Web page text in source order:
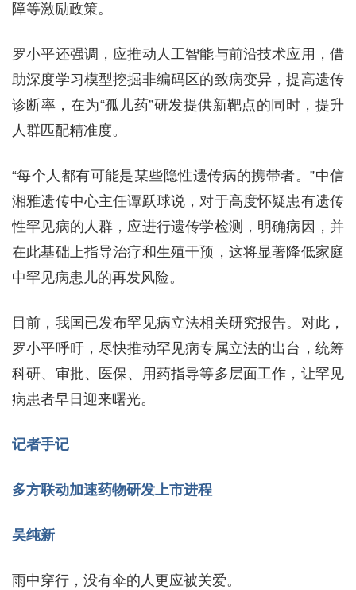
障等激励政策。
罗小平还强调，应推动人工智能与前沿技术应用，借
助深度学习模型挖掘非编码区的致病变异，提高遗传
诊断率，在为“孤儿药”研发提供新靶点的同时，提升
人群匹配精准度。
“每个人都有可能是某些隐性遗传病的携带者。”中信
湘雅遗传中心主任谭跃球说，对于高度怀疑患有遗传
性罕见病的人群，应进行遗传学检测，明确病因，并
在此基础上指导治疗和生殖干预，这将显著降低家庭
中罕见病患儿的再发风险。
目前，我国已发布罕见病立法相关研究报告。对此，
罗小平呼吁，尽快推动罕见病专属立法的出台，统筹
科研、审批、医保、用药指导等多层面工作，让罕见
病患者早日迎来曙光。
记者手记
多方联动加速药物研发上市进程
吴纯新
雨中穿行，没有伞的人更应被关爱。